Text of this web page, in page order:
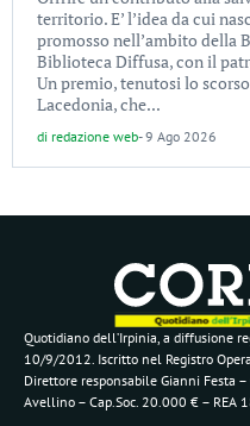
territorio. E’ l’idea da cui
promosso nell’ambito della
Biblioteca Diffusa, con il
Un premio, tenutosi lo
Lacedonia, che...
di redazione web-9 Ago 2026
Quotidiano dell’Irpinia, a diffusione
10/9/2012. Iscritto nel Registro
Direttore responsabile Gianni Festa
Avellino – Cap.Soc. 20.000 € – REA